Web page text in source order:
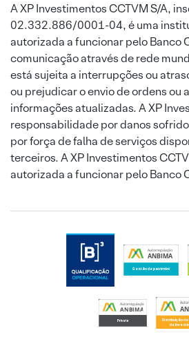
A XP Investimentos CCTVM S/A,
02.332.886/0001-04, é uma
autorizada a funcionar pelo Banco
comunicação através de rede
está sujeita a interrupções ou
ou prejudicar o envio de ordens ou
informações atualizadas. A XP
responsabilidade por danos
por força de falha de serviços
terceiros. A XP Investimentos
autorizada a funcionar pelo Banco